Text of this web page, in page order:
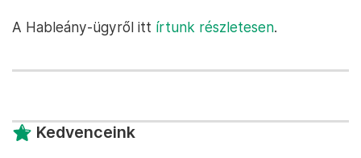
A Hableány-ügyről itt írtunk részletesen.
Kedvenceink